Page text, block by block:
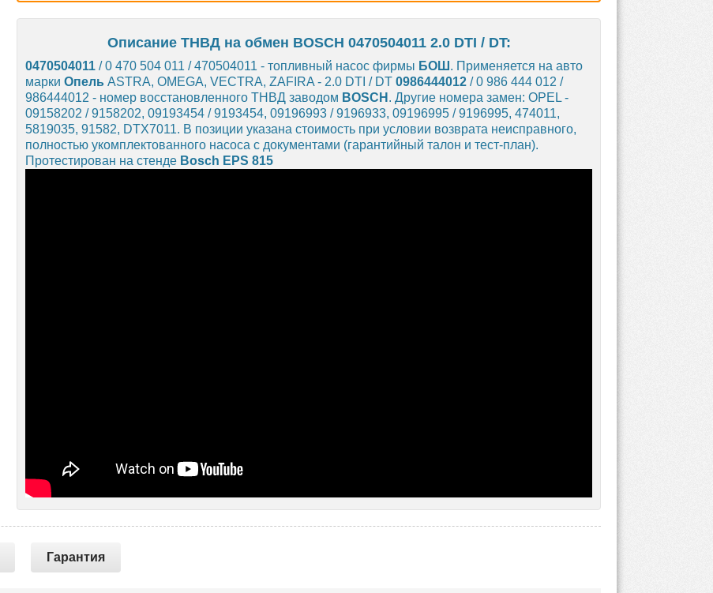
Описание ТНВД на обмен BOSCH 0470504011 2.0 DTI / DT:
0470504011 / 0 470 504 011 / 470504011 - топливный насос фирмы БОШ . Применяется на авто
марки Опель ASTRA, OMEGA, VECTRA, ZAFIRA - 2.0 DTI / DT 0986444012 / 0 986 444 012 /
986444012 - номер восстановленного ТНВД заводом BOSCH . Другие номера замен: OPEL -
09158202 / 9158202, 09193454 / 9193454, 09196993 / 9196933, 09196995 / 9196995, 474011,
5819035, 91582, DTX7011. В позиции указана стоимость при условии возврата неисправного,
полностью укомплектованного насоса с документами (гарантийный талон и тест-план).
Протестирован на стенде Bosch EPS 815
Гарантия